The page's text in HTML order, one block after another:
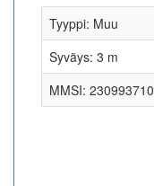
Tyyppi: Muu
Syväys: 3 m
MMSI: 230993710